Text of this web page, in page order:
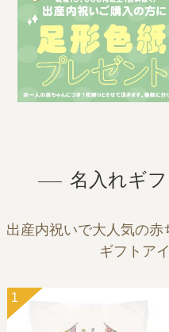
名入れギ
出産内祝いで大人気の
ギフトア
1